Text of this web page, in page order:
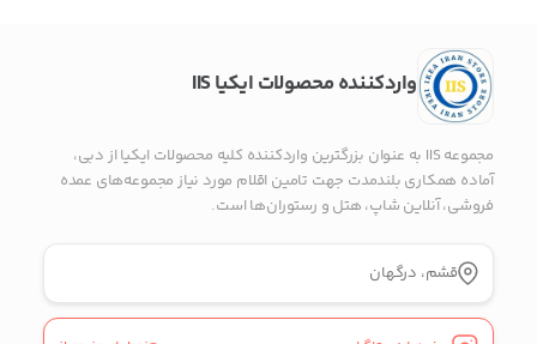
پیج اینستاگرام
پیام در واتس‌اپ
واردکننده محصولات ایکیا IIS
مجموعه IIS به عنوان بزرگترین واردکننده کلیه محصولات ایکیا از دبی،
آماده همکاری بلندمدت جهت تامین اقلام مورد نیاز مجموعه‌های عمده
فروشی، آنلاین شاپ، هتل و رستوران‌ها است.
قشم، درگهان